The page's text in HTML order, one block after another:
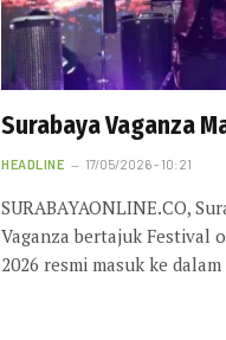
Surabaya Vaganza
HEADLINE 17/05/2026 - 10:21
SURABAYAONLINE.CO,
Vaganza bertajuk Festival
2026 resmi masuk ke